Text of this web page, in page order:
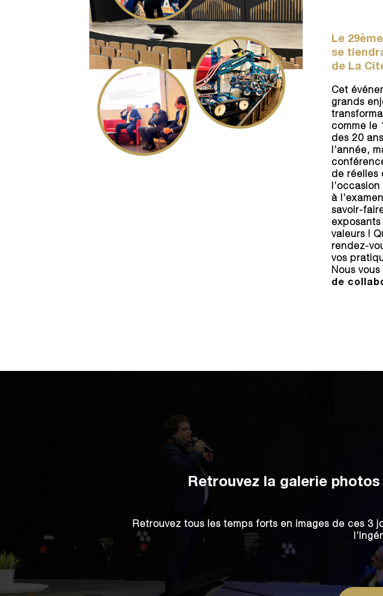
Le
se
de La
Cet
grands
comme le
des 20
l’année,
de réelles
à
savoir-
valeurs !
rendez-
vos
Nous
de
Retrouvez la galerie photos
Retrouvez tous les temps forts en images de ces 3